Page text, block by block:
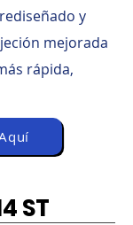
y
mejorada
rápida,
ST